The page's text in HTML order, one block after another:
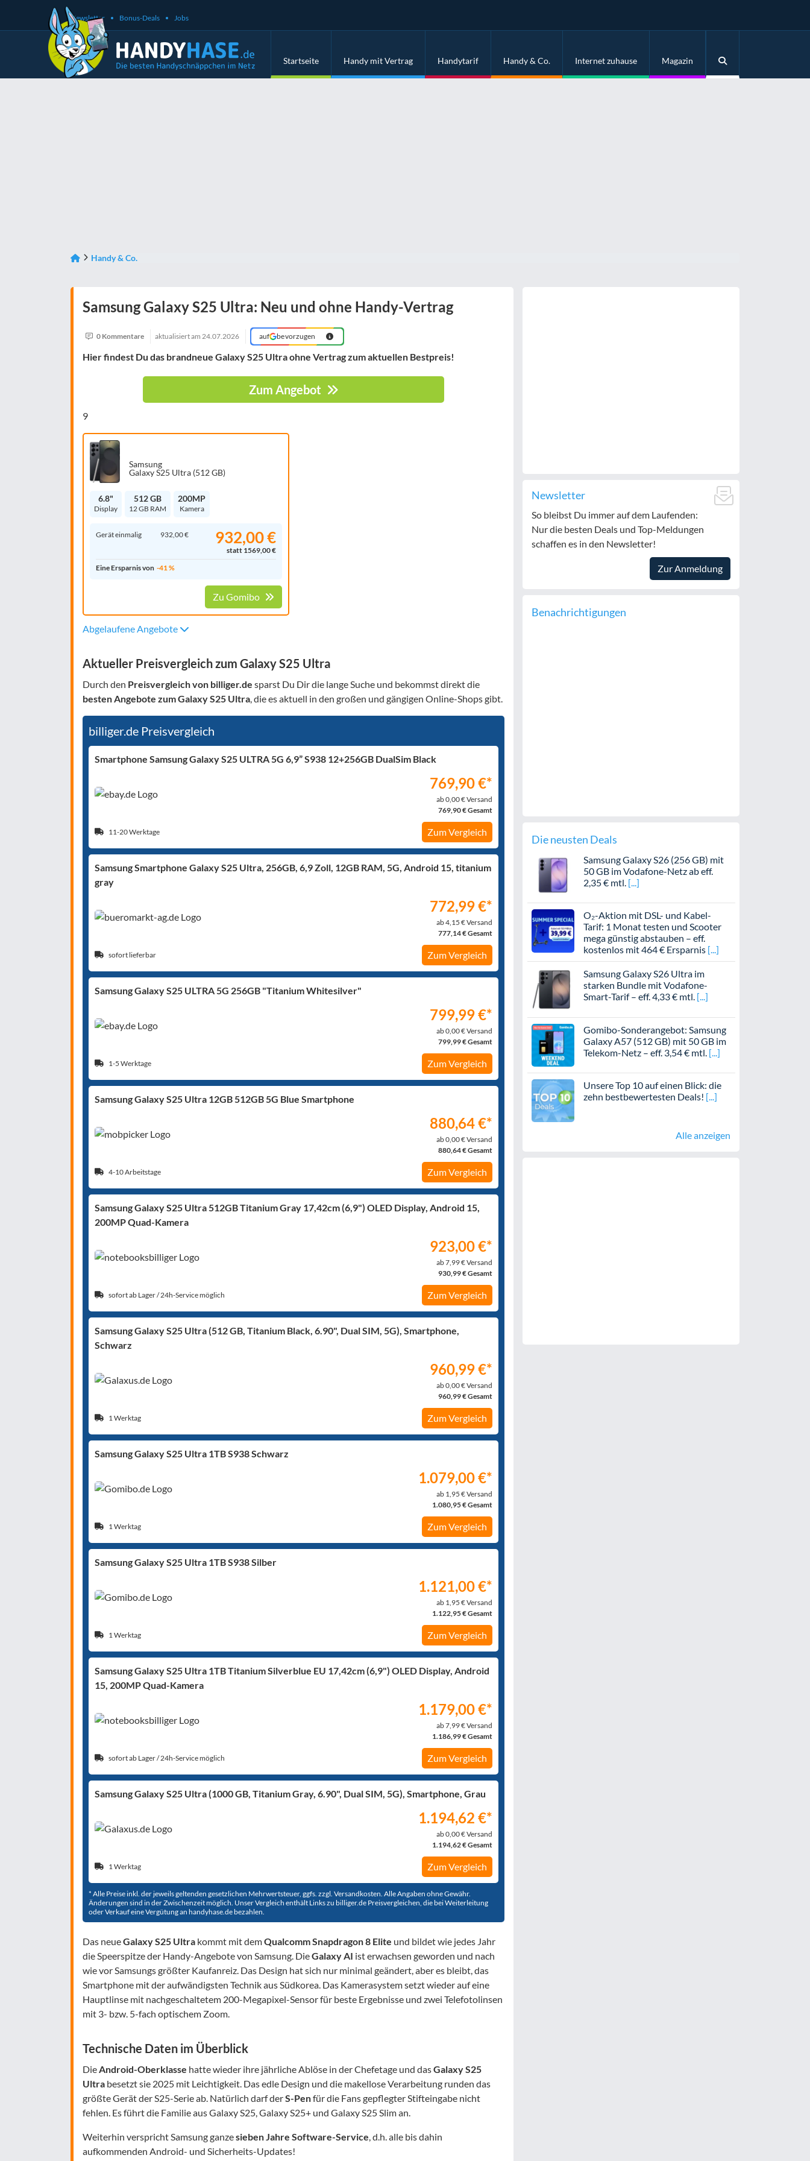
Newsletter Bonus-Deals Jobs
Startseite Handy mit Vertrag Handytarif Handy & Co. Internet zuhause Magazin
Handy & Co.
Samsung Galaxy S25 Ultra: Neu und ohne Handy-Vertrag
0 Kommentare aktualisiert am 24.07.2026 auf bevorzugen
Hier findest Du das brandneue Galaxy S25 Ultra ohne Vertragzum aktuellen Bestpreis!
Zum Angebot
9
Samsung
Galaxy S25 Ultra (512 GB)
6.8"
Display
512 GB
12 GB RAM
200MP
Kamera
Gerät einmalig 932,00 € 932,00 €
statt 1569,00 €
Eine Ersparnis von -41 %
Zu Gomibo
Abgelaufene Angebote
Aktueller Preisvergleich zum Galaxy S25 Ultra
Durch den Preisvergleich von billiger.de sparst Du Dir die lange Suche und bekommst direkt die
besten Angebote zum Galaxy S25 Ultra , die es aktuell in den großen und gängigen Online-Shops gibt.
billiger.de Preisvergleich
Smartphone Samsung Galaxy S25 ULTRA 5G 6,9” S938 12+256GB DualSim Black
769,90 €*
ab 0,00 € Versand
769,90 € Gesamt
11-20 Werktage Zum Vergleich
Samsung Smartphone Galaxy S25 Ultra, 256GB, 6,9 Zoll, 12GB RAM, 5G, Android 15, titanium
gray
772,99 €*
ab 4,15 € Versand
777,14 € Gesamt
sofort lieferbar Zum Vergleich
Samsung Galaxy S25 ULTRA 5G 256GB "Titanium Whitesilver"
799,99 €*
ab 0,00 € Versand
799,99 € Gesamt
1-5 Werktage Zum Vergleich
Samsung Galaxy S25 Ultra 12GB 512GB 5G Blue Smartphone
880,64 €*
ab 0,00 € Versand
880,64 € Gesamt
4-10 Arbeitstage Zum Vergleich
Samsung Galaxy S25 Ultra 512GB Titanium Gray 17,42cm (6,9") OLED Display, Android 15,
200MP Quad-Kamera
923,00 €*
ab 7,99 € Versand
930,99 € Gesamt
sofort ab Lager / 24h-Service möglich Zum Vergleich
Samsung Galaxy S25 Ultra (512 GB, Titanium Black, 6.90", Dual SIM, 5G), Smartphone,
Schwarz
960,99 €*
ab 0,00 € Versand
960,99 € Gesamt
1 Werktag Zum Vergleich
Samsung Galaxy S25 Ultra 1TB S938 Schwarz
1.079,00 €*
ab 1,95 € Versand
1.080,95 € Gesamt
1 Werktag Zum Vergleich
Samsung Galaxy S25 Ultra 1TB S938 Silber
1.121,00 €*
ab 1,95 € Versand
1.122,95 € Gesamt
1 Werktag Zum Vergleich
Samsung Galaxy S25 Ultra 1TB Titanium Silverblue EU 17,42cm (6,9") OLED Display, Android
15, 200MP Quad-Kamera
1.179,00 €*
ab 7,99 € Versand
1.186,99 € Gesamt
sofort ab Lager / 24h-Service möglich Zum Vergleich
Samsung Galaxy S25 Ultra (1000 GB, Titanium Gray, 6.90", Dual SIM, 5G), Smartphone, Grau
1.194,62 €*
ab 0,00 € Versand
1.194,62 € Gesamt
1 Werktag Zum Vergleich
* Alle Preise inkl. der jeweils geltenden gesetzlichen Mehrwertsteuer, ggfs. zzgl. Versandkosten. Alle Angaben ohne Gewähr.
Änderungen sind in der Zwischenzeit möglich. Unser Vergleich enthält Links zu billiger.de Preisvergleichen, die bei Weiterleitung
oder Verkauf eine Vergütung an handyhase.de bezahlen.
Das neueGalaxy S25 Ultra kommt mit demQualcomm Snapdragon 8 Elite und bildet wie jedes Jahr
die Speerspitze der Handy-Angebote von Samsung. DieGalaxy AI ist erwachsen geworden und nach
wie vor Samsungs größter Kaufanreiz. Das Design hat sich nur minimal geändert, aber es bleibt, das
Smartphone mit der aufwändigsten Technik aus Südkorea. Das Kamerasystem setzt wieder auf eine
Hauptlinse mit nachgeschaltetem 200-Megapixel-Sensor für beste Ergebnisse und zwei Telefotolinsen
mit 3- bzw. 5-fach optischem Zoom.
Technische Daten im Überblick
Die Android-Oberklasse hatte wieder ihre jährliche Ablöse in der Chefetage und dasGalaxy S25
Ultra besetzt sie 2025 mit Leichtigkeit. Das edle Design und die makellose Verarbeitung runden das
größte Gerät der S25-Serie ab. Natürlich darf derS-Penfür die Fans gepflegter Stifteingabe nicht
fehlen. Es führt die Familie aus Galaxy S25, Galaxy S25+ und Galaxy S25 Slim an.
Weiterhin verspricht Samsung ganzesieben Jahre Software-Service , d.h. alle bis dahin
aufkommenden Android- und Sicherheits-Updates!
Newsletter
So bleibst Du immer auf dem Laufenden:
Nur die besten Deals und Top-Meldungen
schaffen es in den Newsletter!
Zur Anmeldung
Benachrichtigungen
Die neusten Deals
Samsung Galaxy S26 (256 GB) mit
50 GB im Vodafone-Netz ab eff.
2,35 € mtl.
O₂-Aktion mit DSL- und Kabel-
Tarif: 1 Monat testen und Scooter
mega günstig abstauben – eff.
kostenlos mit 464 € Ersparnis
Samsung Galaxy S26 Ultra im
starken Bundle mit Vodafone-
Smart-Tarif – eff. 4,33 € mtl.
Gomibo-Sonderangebot: Samsung
Galaxy A57 (512 GB) mit 50 GB im
Telekom-Netz – eff. 3,54 € mtl.
Unsere Top 10 auf einen Blick: die
zehn bestbewertesten Deals!
Alle anzeigen